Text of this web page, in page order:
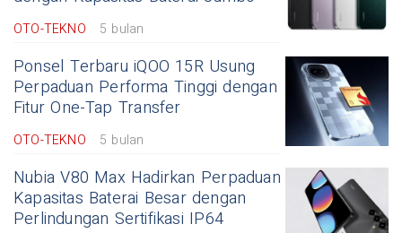
OTO-TEKNO 5 bulan
Ponsel Terbaru iQOO 15R Usung
Perpaduan Performa Tinggi dengan
Fitur One-Tap Transfer
OTO-TEKNO 5 bulan
Nubia V80 Max Hadirkan Perpaduan
Kapasitas Baterai Besar dengan
Perlindungan Sertifikasi IP64